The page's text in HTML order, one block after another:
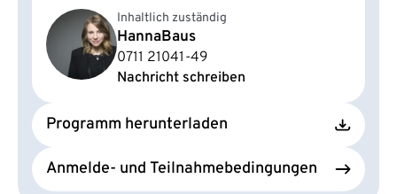
Inhaltlich zuständig
HannaBaus
0711 21041-49
Nachricht schreiben
Programm herunterladen
Anmelde- und Teilnahmebedingungen